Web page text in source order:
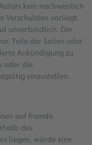
kein nachweislich
Verschulden vorliegt.
unverbindlich. Der
Teile der Seiten oder
Ankündigung zu
oder die
einzustellen.
auf fremde
des
liegen, würde eine